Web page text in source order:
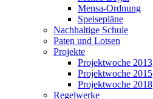
Mensa-Ordnung
Speisepläne
Nachhaltige Schule
Paten und Lotsen
Projekte
Projektwoche 2013
Projektwoche 2015
Projektwoche 2018
Regelwerke